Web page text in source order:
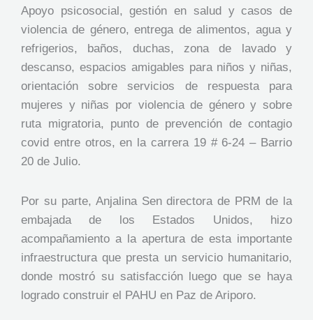
Apoyo psicosocial, gestión en salud y casos de
violencia de género, entrega de alimentos, agua y
refrigerios, baños, duchas, zona de lavado y
descanso, espacios amigables para niños y niñas,
orientación sobre servicios de respuesta para
mujeres y niñas por violencia de género y sobre
ruta migratoria, punto de prevención de contagio
covid entre otros, en la carrera 19 # 6-24 – Barrio
20 de Julio.
Por su parte, Anjalina Sen directora de PRM de la
embajada de los Estados Unidos, hizo
acompañamiento a la apertura de esta importante
infraestructura que presta un servicio humanitario,
donde mostró su satisfacción luego que se haya
logrado construir el PAHU en Paz de Ariporo.